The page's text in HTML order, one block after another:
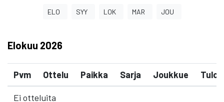
ELO SYY LOK MAR JOU
Elokuu 2026
Pvm Ottelu Paikka Sarja Joukkue Tulos
Ei otteluita